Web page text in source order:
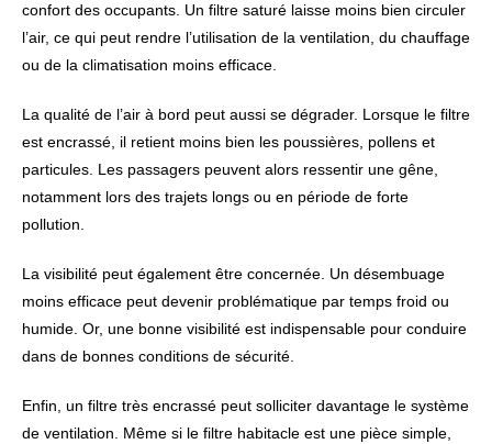
confort des occupants. Un filtre saturé laisse moins bien circuler
l’air, ce qui peut rendre l’utilisation de la ventilation, du chauffage
ou de la climatisation moins efficace.
La qualité de l’air à bord peut aussi se dégrader. Lorsque le filtre
est encrassé, il retient moins bien les poussières, pollens et
particules. Les passagers peuvent alors ressentir une gêne,
notamment lors des trajets longs ou en période de forte
pollution.
La visibilité peut également être concernée. Un désembuage
moins efficace peut devenir problématique par temps froid ou
humide. Or, une bonne visibilité est indispensable pour conduire
dans de bonnes conditions de sécurité.
Enfin, un filtre très encrassé peut solliciter davantage le système
de ventilation. Même si le filtre habitacle est une pièce simple,